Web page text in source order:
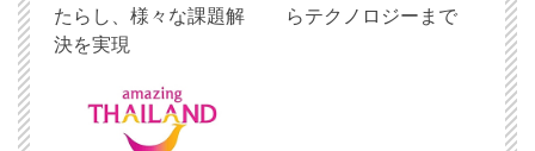
たらし、様々な課題解
決を実現
らテクノロジーまで